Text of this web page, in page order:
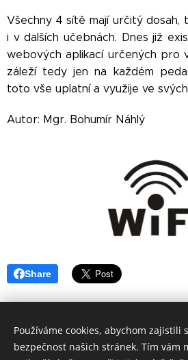
Všechny 4 sítě mají určitý dosah,
i v dalších učebnách. Dnes již
webových aplikací určených pro
záleží tedy jen na každém
toto vše uplatní a využije ve
Autor: Mgr. Bohumír Náhlý
Share
Používáme cookies, abychom zajistili
bezpečnost našich stránek. Tím vám